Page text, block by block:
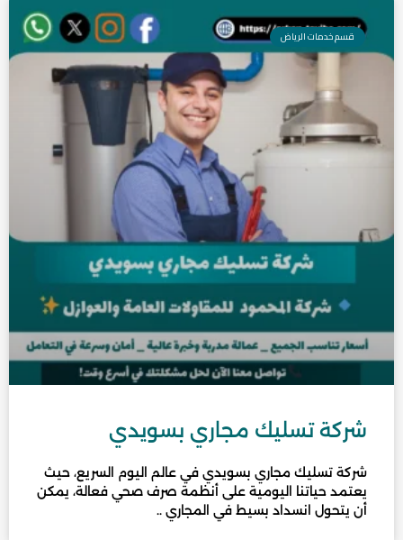
قسم خدمات الرياض
شركة تسليك مجاري بسويدي
شركة تسليك مجاري بسويدي في عالم اليوم السريع، حيث
يعتمد حياتنا اليومية على أنظمة صرف صحي فعالة، يمكن
أن يتحول انسداد بسيط في المجاري ..